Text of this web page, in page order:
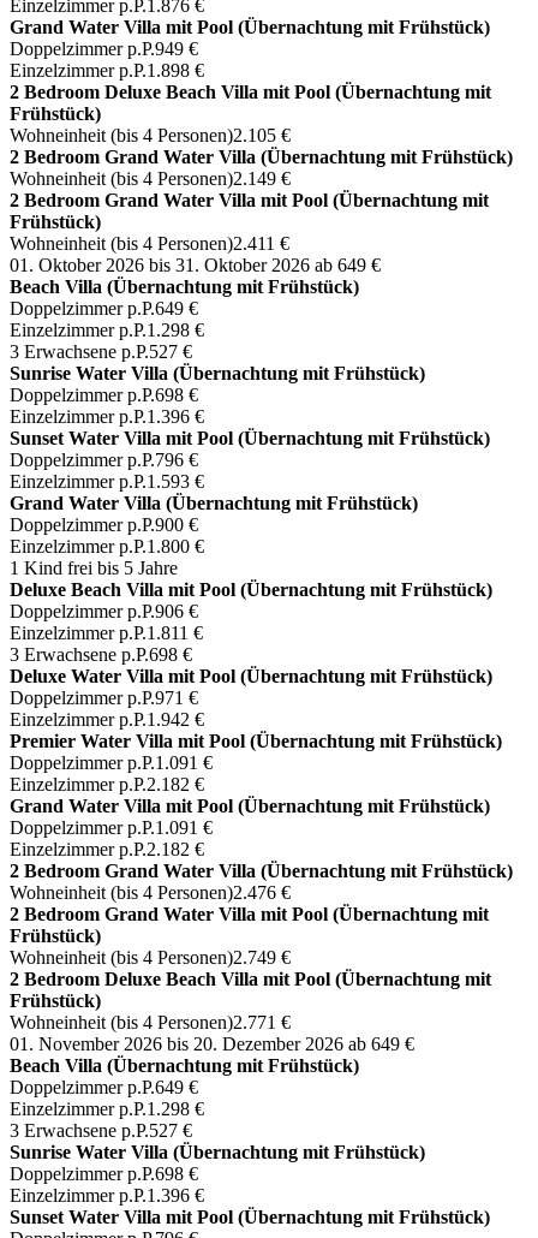
Einzelzimmer p.P.1.876 €
Grand Water Villa mit Pool (Übernachtung mit Frühstück)
Doppelzimmer p.P.949 €
Einzelzimmer p.P.1.898 €
2 Bedroom Deluxe Beach Villa mit Pool (Übernachtung mit
Frühstück)
Wohneinheit (bis 4 Personen)2.105 €
2 Bedroom Grand Water Villa (Übernachtung mit Frühstück)
Wohneinheit (bis 4 Personen)2.149 €
2 Bedroom Grand Water Villa mit Pool (Übernachtung mit
Frühstück)
Wohneinheit (bis 4 Personen)2.411 €
01. Oktober 2026 bis 31. Oktober 2026 ab 649 €
Beach Villa (Übernachtung mit Frühstück)
Doppelzimmer p.P.649 €
Einzelzimmer p.P.1.298 €
3 Erwachsene p.P.527 €
Sunrise Water Villa (Übernachtung mit Frühstück)
Doppelzimmer p.P.698 €
Einzelzimmer p.P.1.396 €
Sunset Water Villa mit Pool (Übernachtung mit Frühstück)
Doppelzimmer p.P.796 €
Einzelzimmer p.P.1.593 €
Grand Water Villa (Übernachtung mit Frühstück)
Doppelzimmer p.P.900 €
Einzelzimmer p.P.1.800 €
1 Kind frei bis 5 Jahre
Deluxe Beach Villa mit Pool (Übernachtung mit Frühstück)
Doppelzimmer p.P.906 €
Einzelzimmer p.P.1.811 €
3 Erwachsene p.P.698 €
Deluxe Water Villa mit Pool (Übernachtung mit Frühstück)
Doppelzimmer p.P.971 €
Einzelzimmer p.P.1.942 €
Premier Water Villa mit Pool (Übernachtung mit Frühstück)
Doppelzimmer p.P.1.091 €
Einzelzimmer p.P.2.182 €
Grand Water Villa mit Pool (Übernachtung mit Frühstück)
Doppelzimmer p.P.1.091 €
Einzelzimmer p.P.2.182 €
2 Bedroom Grand Water Villa (Übernachtung mit Frühstück)
Wohneinheit (bis 4 Personen)2.476 €
2 Bedroom Grand Water Villa mit Pool (Übernachtung mit
Frühstück)
Wohneinheit (bis 4 Personen)2.749 €
2 Bedroom Deluxe Beach Villa mit Pool (Übernachtung mit
Frühstück)
Wohneinheit (bis 4 Personen)2.771 €
01. November 2026 bis 20. Dezember 2026 ab 649 €
Beach Villa (Übernachtung mit Frühstück)
Doppelzimmer p.P.649 €
Einzelzimmer p.P.1.298 €
3 Erwachsene p.P.527 €
Sunrise Water Villa (Übernachtung mit Frühstück)
Doppelzimmer p.P.698 €
Einzelzimmer p.P.1.396 €
Sunset Water Villa mit Pool (Übernachtung mit Frühstück)